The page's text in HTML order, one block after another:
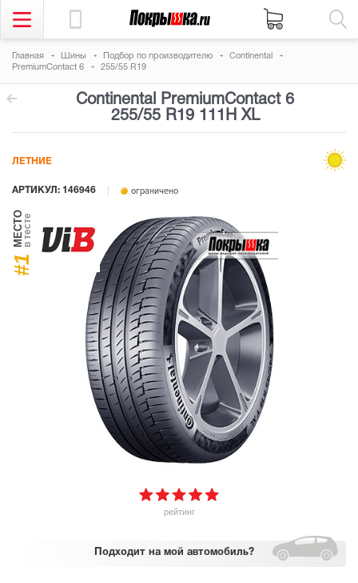
Главная Шины Подбор по производителю
Continental
PremiumContact 6
255/55 R19
Continental PremiumContact 6
255/55 R19 111H XL
рейтинг
АРТИКУЛ: 146946 ограничено
ЛЕТНИЕ
#1
МЕСТОв тесте
Подходит на мой автомобиль?